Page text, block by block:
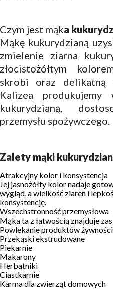
Czym jest mąka
Mąkę kukurydzianą
zmielenie ziarna
złocistożółtym
skrobi oraz delikatną
Kalizea produkujemy
kukurydzianą,
przemysłu spożywczego.
Zalety mąki
Atrakcyjny kolor i konsystencja
Jej jasnożółty kolor nadaje
wygląd, a wielkość ziaren i
konsystencję.
Wszechstronność przemysłowa
Mąka ta z łatwością znajduje
Powlekanie produktów
Przekąski ekstrudowane
Piekarnie
Makarony
Herbatniki
Ciastkarnie
Karma dla zwierząt domowych